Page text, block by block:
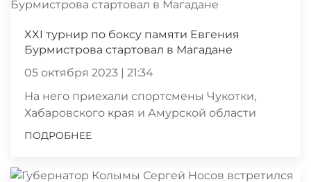
XXI турнир по боксу памяти Евгения
Бурмистрова стартовал в Магадане
05 октября 2023 | 21:34
На него приехали спортсмены Чукотки,
Хабаровского края и Амурской области
ПОДРОБНЕЕ